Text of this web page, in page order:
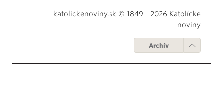
katolickenoviny.sk © 1849 - 2026 Katolícke
noviny
Archív